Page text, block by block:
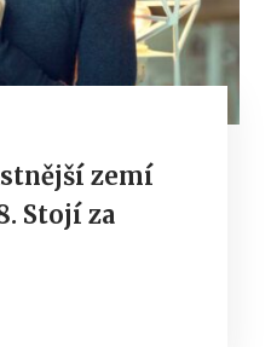
zemí
Stojí za